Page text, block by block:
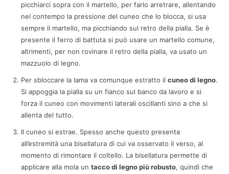
picchiarci sopra con il martello, per farlo arretrare, allentando
nel contempo la pressione del cuneo che lo blocca, si usa
sempre il martello, ma picchiando sul retro della pialla. Se è
presente il ferro di battuta si può usare un martello comune,
altrimenti, per non rovinare il retro della pialla, va usato un
mazzuolo di legno.
Per sbloccare la lama va comunque estratto il cuneo di legno.
Si appoggia la pialla su un fianco sul banco da lavoro e si
forza il cuneo con movimenti laterali oscillanti sino a che si
allenta del tutto.
Il cuneo si estrae. Spesso anche questo presenta
all’estremità una bisellatura di cui va osservato il verso, al
momento di rimontare il coltello. La bisellatura permette di
applicare alla mola un tacco di legno più robusto, quindi che